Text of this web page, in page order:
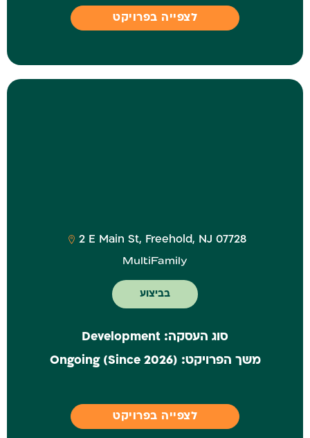
לצפייה בפרויקט
‎2 E Main St, Freehold, NJ 07728
MultiFamily
בביצוע
סוג העסקה: Development
משך הפרויקט: (Ongoing (Since 2026
לצפייה בפרויקט